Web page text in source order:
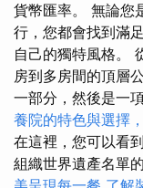
貨幣匯率。 無論您
行，您都會找到滿
自己的獨特風格。
房到多房間的頂層
一部分，然後是一
養院的特色與選擇
在這裡，您可以看
組織世界遺產名單